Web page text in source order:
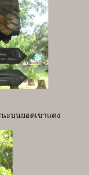
ะบนยอดเขาแดง